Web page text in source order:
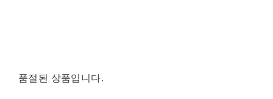
품절된 상품입니다.